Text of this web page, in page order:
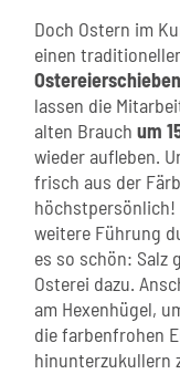
Doch Ostern im
einen
lassen die
alten Brauch um
wieder aufleben.
frisch aus der
höchstpersönlich!
weitere Führung
es so schön: Salz
Osterei dazu.
am Hexenhügel,
die farbenfrohen
hinunterzukullern